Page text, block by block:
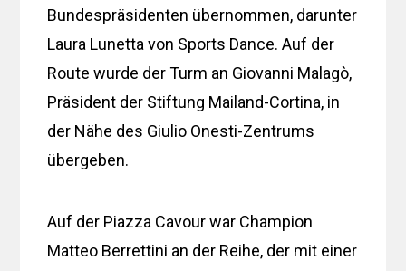
Bundespräsidenten übernommen, darunter
Laura Lunetta von Sports Dance. Auf der
Route wurde der Turm an Giovanni Malagò,
Präsident der Stiftung Mailand-Cortina, in
der Nähe des Giulio Onesti-Zentrums
übergeben.
Auf der Piazza Cavour war Champion
Matteo Berrettini an der Reihe, der mit einer